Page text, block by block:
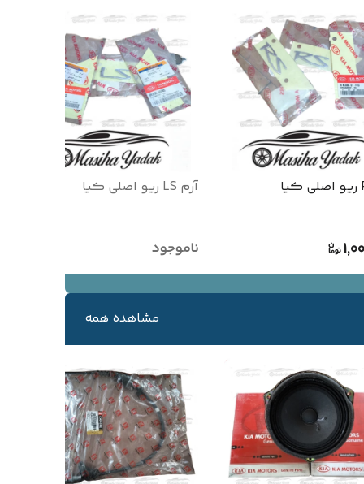
آرم LS ریو اصلی کیا
ناموجود
مشاهده همه